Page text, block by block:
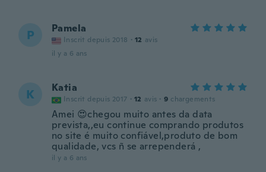
P Pamela
Inscrit depuis 2018 · 12 avis
il y a 6 ans
K Katia
Inscrit depuis 2017 · 12 avis · 9 chargements
Amei 😍chegou muito antes da data
prevista,,eu continue comprando produtos
no site é muito confiável,produto de bom
qualidade, vcs ñ se arrependerá ,
il y a 6 ans